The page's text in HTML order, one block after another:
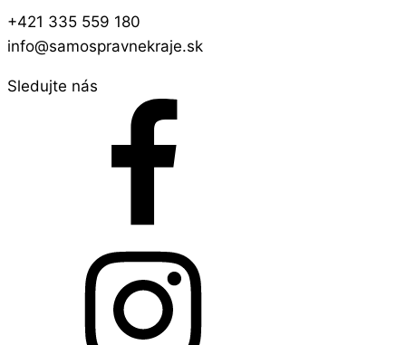
+421 335 559 180
info@samospravnekraje.sk
Sledujte nás